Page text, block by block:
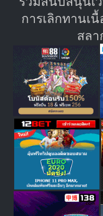
การเลิกทานเ
สล